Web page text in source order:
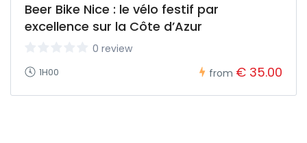
Beer Bike Nice : le vélo festif par
excellence sur la Côte d’Azur
0 review
1H00 from € 35.00